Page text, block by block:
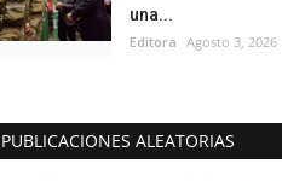
una...
Editora Agosto 3, 2026
PUBLICACIONES ALEATORIAS